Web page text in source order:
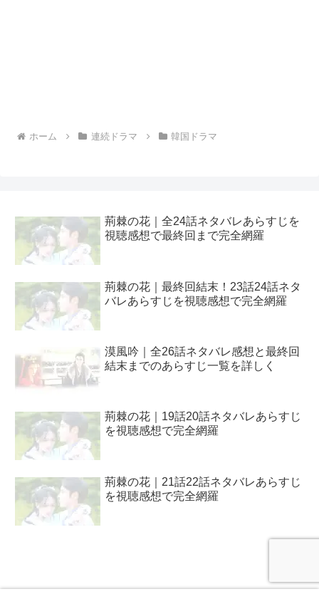
ホーム 連続ドラマ 韓国ドラマ
荊棘の花｜全24話ネタバレあらすじを
視聴感想で最終回まで完全網羅
荊棘の花｜最終回結末！23話24話ネタ
バレあらすじを視聴感想で完全網羅
漠風吟｜全26話ネタバレ感想と最終回
結末までのあらすじ一覧を詳しく
荊棘の花｜19話20話ネタバレあらすじ
を視聴感想で完全網羅
荊棘の花｜21話22話ネタバレあらすじ
を視聴感想で完全網羅